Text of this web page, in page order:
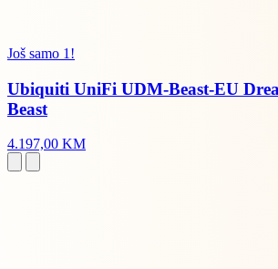
Još samo 1!
Ubiquiti UniFi UDM-Beast-EU
Beast
4.197,00 KM